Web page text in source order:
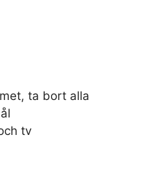
ta bort alla
tv